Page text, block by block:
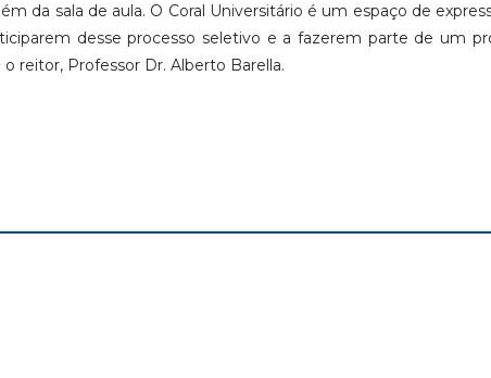
da sala de aula. O Coral Universitário é um espaço de
desse processo seletivo e a fazerem parte de um
reitor, Professor Dr. Alberto Barella.